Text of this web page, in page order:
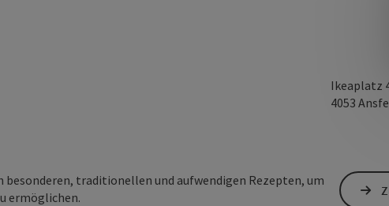
Ikeaplatz
4053
traditionellen und aufwendigen Rezepten, um
ermöglichen.